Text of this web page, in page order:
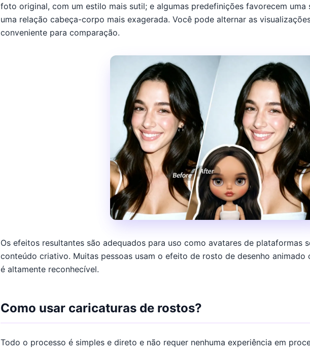
foto original, com um estilo mais sutil; e algumas predefinições favorecem uma
uma relação cabeça-corpo mais exagerada. Você pode alternar as
conveniente para comparação.
Os efeitos resultantes são adequados para uso como avatares de plataformas
conteúdo criativo. Muitas pessoas usam o efeito de rosto de desenho
é altamente reconhecível.
Como usar caricaturas de rostos?
Todo o processo é simples e direto e não requer nenhuma experiência em